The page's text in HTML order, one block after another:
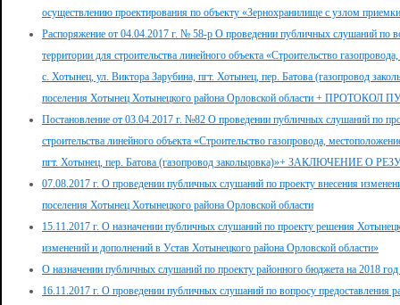
осуществлению проектирования по объекту «Зернохранилище с узлом
Распоряжение от 04.04.2017 г. № 58-р О проведении публичных слушаний по
территории для строительства линейного объекта «Строительство
с. Хотынец, ул. Виктора Зарубина, пгт. Хотынец, пер. Батова (газопровод
поселения Хотынец Хотынецкого района Орловской области +
Постановление от 03.04.2017 г. №82 О проведении публичных слушаний по
строительства линейного объекта «Строительство газопровода,
пгт. Хотынец, пер. Батова (газопровод закольцовка)»+
07.08.2017 г. О проведении публичных слушаний по проекту внесения
поселения Хотынец Хотынецкого района Орловской области
15.11.2017 г. О назначении публичных слушаний по проекту решения
изменений и дополнений в Устав Хотынецкого района Орловской области»
О назначении публичных слушаний по проекту районного бюджета на 2018
16.11.2017 г. О проведении публичных слушаний по вопросу предоставления